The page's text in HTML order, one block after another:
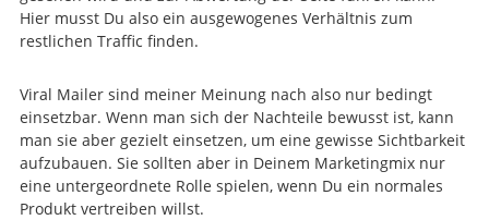
Hier musst Du also ein ausgewogenes Verhältnis zum
restlichen Traffic finden.
Viral Mailer sind meiner Meinung nach also nur bedingt
einsetzbar. Wenn man sich der Nachteile bewusst ist, kann
man sie aber gezielt einsetzen, um eine gewisse Sichtbarkeit
aufzubauen. Sie sollten aber in Deinem Marketingmix nur
eine untergeordnete Rolle spielen, wenn Du ein normales
Produkt vertreiben willst.